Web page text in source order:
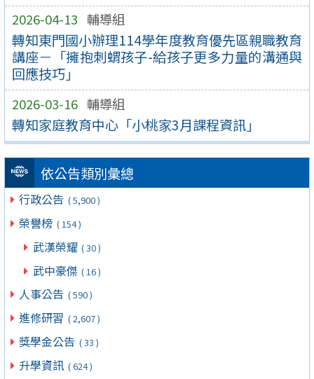
2026-04-13 輔導組
轉知東門國小辦理114學年度教育優先區親職教育
講座－「擁抱刺蝟孩子-給孩子更多力量的溝通與
回應技巧」
2026-03-16 輔導組
轉知家庭教育中心「小桃家3月課程資訊」
依公告類別彙總
行政公告 ( 5,900 )
榮譽榜 ( 154 )
武漢榮耀 ( 30 )
武中豪傑 ( 16 )
人事公告 ( 590 )
進修研習 ( 2,607 )
獎學金公告 ( 33 )
升學資訊 ( 624 )